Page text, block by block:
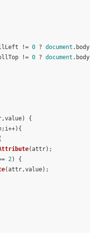
!= 0 ? document . body
!= 0 ? document . body
) {
;i++){
(attr);
2) {
(attr,value);